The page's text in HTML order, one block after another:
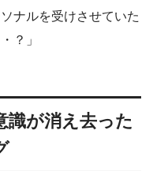
ナルを受けさせていた
？」
識が消え去った